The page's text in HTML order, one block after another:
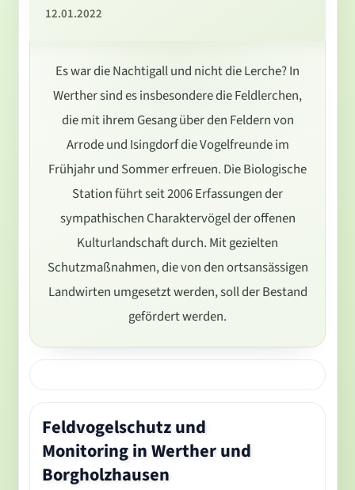
12.01.2022
Es war die Nachtigall und nicht die Lerche? In
Werther sind es insbesondere die Feldlerchen,
die mit ihrem Gesang über den Feldern von
Arrode und Isingdorf die Vogelfreunde im
Frühjahr und Sommer erfreuen. Die Biologische
Station führt seit 2006 Erfassungen der
sympathischen Charaktervögel der offenen
Kulturlandschaft durch. Mit gezielten
Schutzmaßnahmen, die von den ortsansässigen
Landwirten umgesetzt werden, soll der Bestand
gefördert werden.
Feldvogelschutz und
Monitoring in Werther und
Borgholzhausen